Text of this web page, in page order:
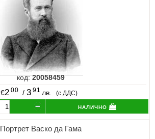
код:20058459
€2 00 / 3 91 лв. (с ДДС)
налично
Портрет Васко да Гама